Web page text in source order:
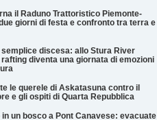
il Raduno Trattoristico Piemonte-
giorni di festa e confronto tra terra e
semplice discesa: allo Stura River
diventa una giornata di emozioni
le querele di Askatasuna contro il
e gli ospiti di Quarta Repubblica
in un bosco a Pont Canavese: evacuate